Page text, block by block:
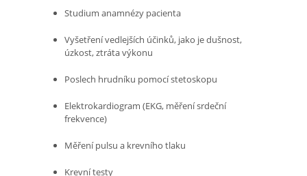
Studium anamnézy pacienta
Vyšetření vedlejších účinků, jako je dušnost,
úzkost, ztráta výkonu
Poslech hrudníku pomocí stetoskopu
Elektrokardiogram (EKG, měření srdeční
frekvence)
Měření pulsu a krevního tlaku
Krevní testy